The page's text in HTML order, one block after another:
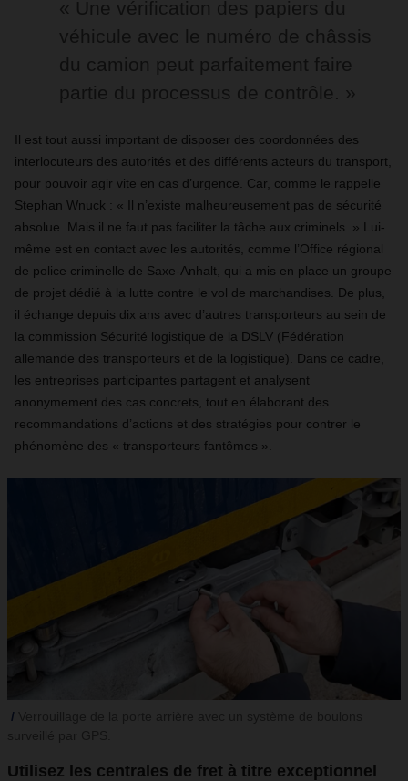
« Une vérification des papiers du
véhicule avec le numéro de châssis
du camion peut parfaitement faire
partie du processus de contrôle. »
Il est tout aussi important de disposer des coordonnées des
interlocuteurs des autorités et des différents acteurs du transport,
pour pouvoir agir vite en cas d’urgence. Car, comme le rappelle
Stephan Wnuck : « Il n’existe malheureusement pas de sécurité
absolue. Mais il ne faut pas faciliter la tâche aux criminels. » Lui-
même est en contact avec les autorités, comme l’Office régional
de police criminelle de Saxe-Anhalt, qui a mis en place un groupe
de projet dédié à la lutte contre le vol de marchandises. De plus,
il échange depuis dix ans avec d’autres transporteurs au sein de
la commission Sécurité logistique de la DSLV (Fédération
allemande des transporteurs et de la logistique). Dans ce cadre,
les entreprises participantes partagent et analysent
anonymement des cas concrets, tout en élaborant des
recommandations d’actions et des stratégies pour contrer le
phénomène des « transporteurs fantômes ».
Utilisez les centrales de fret à titre exceptionnel